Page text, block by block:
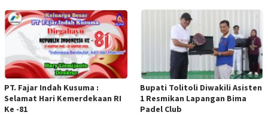
PT. Fajar Indah Kusuma :
Selamat Hari Kemerdekaan RI
Ke -81
Bupati Tolitoli Diwakili Asisten
1 Resmikan Lapangan Bima
Padel Club